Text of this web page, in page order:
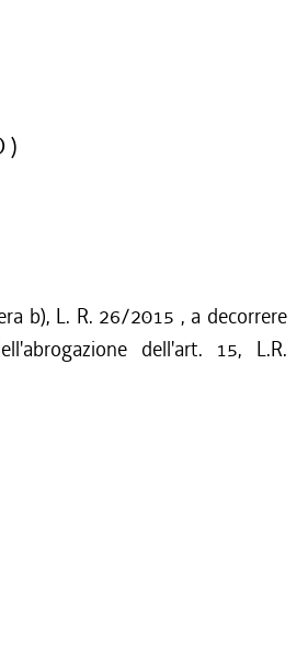
)
b), L. R. 26/2015 , a decorrere
dell'art. 15, L.R.